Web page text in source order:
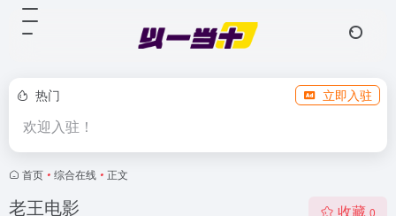
热门 立即入驻
欢迎入驻！
首页 • 综合在线 • 正文
老王电影 收藏 0